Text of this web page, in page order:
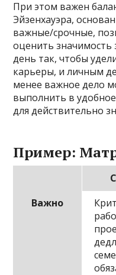
При этом важен
Эйзенхауэра,
важные/срочные,
оценить значимость
день так, чтобы
карьеры, и личным
менее важное дело
выполнить в
для действительно
Пример:
Важно